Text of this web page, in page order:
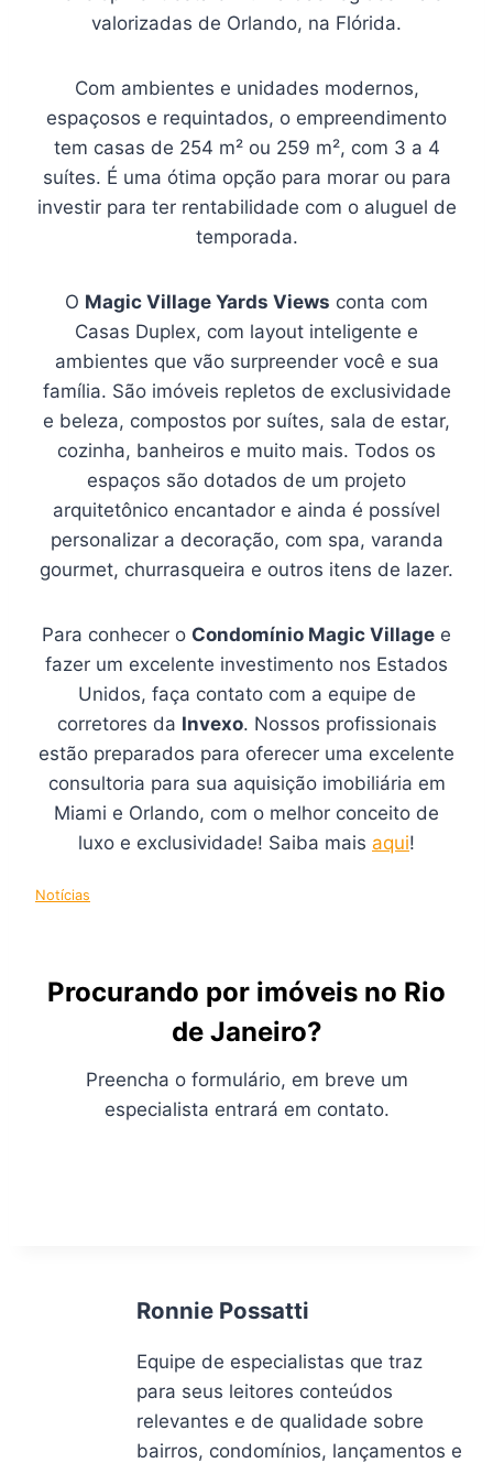
valorizadas de Orlando, na Flórida.
Com ambientes e unidades modernos,
espaçosos e requintados, o empreendimento
tem casas de 254 m² ou 259 m², com 3 a 4
suítes. É uma ótima opção para morar ou para
investir para ter rentabilidade com o aluguel de
temporada.
O Magic Village Yards Views conta com
Casas Duplex, com layout inteligente e
ambientes que vão surpreender você e sua
família. São imóveis repletos de exclusividade
e beleza, compostos por suítes, sala de estar,
cozinha, banheiros e muito mais. Todos os
espaços são dotados de um projeto
arquitetônico encantador e ainda é possível
personalizar a decoração, com spa, varanda
gourmet, churrasqueira e outros itens de lazer.
Para conhecer o Condomínio Magic Village e
fazer um excelente investimento nos Estados
Unidos, faça contato com a equipe de
corretores da Invexo. Nossos profissionais
estão preparados para oferecer uma excelente
consultoria para sua aquisição imobiliária em
Miami e Orlando, com o melhor conceito de
luxo e exclusividade! Saiba mais aqui!
Notícias
Procurando por imóveis no Rio
de Janeiro?
Preencha o formulário, em breve um
especialista entrará em contato.
Ronnie Possatti
Equipe de especialistas que traz
para seus leitores conteúdos
relevantes e de qualidade sobre
bairros, condomínios, lançamentos e